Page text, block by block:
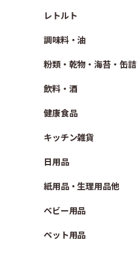
レトルト
調味料・油
粉類・乾物・海苔・缶詰
飲料・酒
健康食品
キッチン雑貨
日用品
紙用品・生理用品他
ベビー用品
ペット用品